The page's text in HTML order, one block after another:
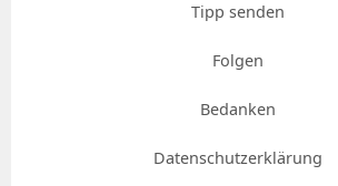
Tipp senden
Folgen
Bedanken
Datenschutzerklärung